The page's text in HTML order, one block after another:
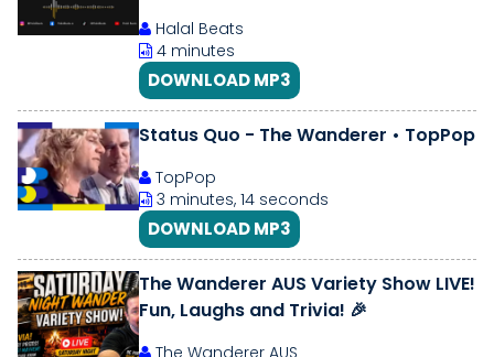
Halal Beats
4 minutes
DOWNLOAD MP3
Status Quo - The Wanderer • TopPop
TopPop
3 minutes, 14 seconds
DOWNLOAD MP3
The Wanderer AUS Variety Show LIVE!
Fun, Laughs and Trivia! 🎉
The Wanderer AUS